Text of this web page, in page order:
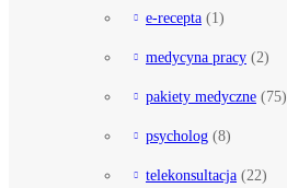
e-recepta (1)
medycyna pracy (2)
pakiety medyczne (75)
psycholog (8)
telekonsultacja (22)